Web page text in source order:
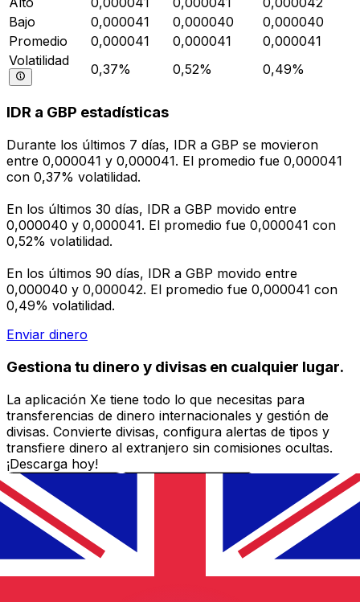
Bajo
0,000041 0,000040
0,000040
Promedio
0,000041 0,000041
0,000041
Volatilidad
0,37% 0,52% 0,49%
IDR a GBP estadísticas
Durante los últimos 7 días, IDR a GBP se movieron
entre 0,000041 y 0,000041. El promedio fue 0,000041
con 0,37% volatilidad.
En los últimos 30 días, IDR a GBP movido entre
0,000040 y 0,000041. El promedio fue 0,000041 con
0,52% volatilidad.
En los últimos 90 días, IDR a GBP movido entre
0,000040 y 0,000042. El promedio fue 0,000041 con
0,49% volatilidad.
Enviar dinero
Gestiona tu dinero y divisas en cualquier lugar.
La aplicación Xe tiene todo lo que necesitas para
transferencias de dinero internacionales y gestión de
divisas. Convierte divisas, configura alertas de tipos y
transfiere dinero al extranjero sin comisiones ocultas.
¡Descarga hoy!